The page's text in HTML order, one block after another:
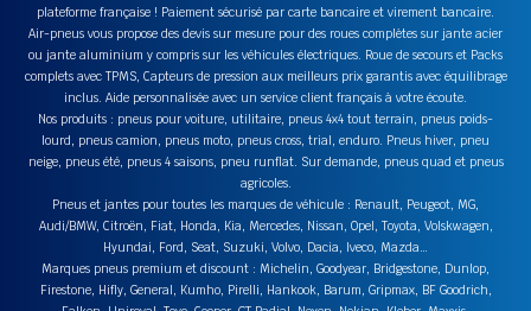
plateforme française ! Paiement sécurisé par carte bancaire et virement bancaire.
Air-pneus vous propose des devis sur mesure pour des roues complètes sur jante acier
ou jante aluminium y compris sur les véhicules électriques. Roue de secours et Packs
complets avec TPMS, Capteurs de pression aux meilleurs prix garantis avec équilibrage
inclus. Aide personnalisée avec un service client français à votre écoute.
Nos produits : pneus pour voiture, utilitaire, pneus 4x4 tout terrain, pneus poids-
lourd, pneus camion, pneus moto, pneus cross, trial, enduro. Pneus hiver, pneu
neige, pneus été, pneus 4 saisons, pneu runflat. Sur demande, pneus quad et pneus
agricoles.
Pneus et jantes pour toutes les marques de véhicule : Renault, Peugeot, MG,
Audi/BMW, Citroën, Fiat, Honda, Kia, Mercedes, Nissan, Opel, Toyota, Volskwagen,
Hyundai, Ford, Seat, Suzuki, Volvo, Dacia, Iveco, Mazda…
Marques pneus premium et discount : Michelin, Goodyear, Bridgestone, Dunlop,
Firestone, Hifly, General, Kumho, Pirelli, Hankook, Barum, Gripmax, BF Goodrich,